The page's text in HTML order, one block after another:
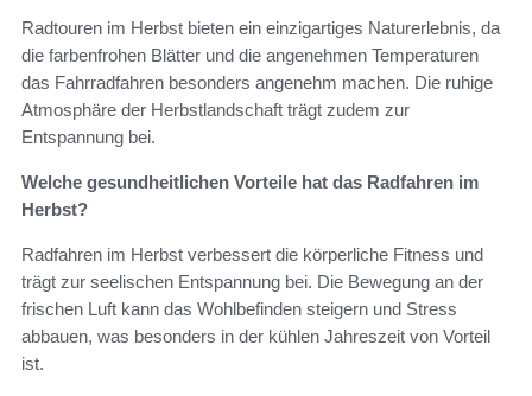
Radtouren im Herbst bieten ein einzigartiges Naturerlebnis, da
die farbenfrohen Blätter und die angenehmen Temperaturen
das Fahrradfahren besonders angenehm machen. Die ruhige
Atmosphäre der Herbstlandschaft trägt zudem zur
Entspannung bei.
Welche gesundheitlichen Vorteile hat das Radfahren im
Herbst?
Radfahren im Herbst verbessert die körperliche Fitness und
trägt zur seelischen Entspannung bei. Die Bewegung an der
frischen Luft kann das Wohlbefinden steigern und Stress
abbauen, was besonders in der kühlen Jahreszeit von Vorteil
ist.